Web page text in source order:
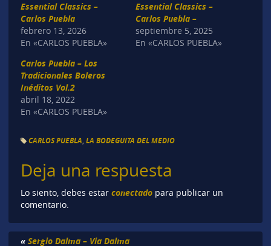
Essential Classics –
Carlos Puebla
febrero 13, 2026
En «CARLOS PUEBLA»
Essential Classics –
Carlos Puebla –
septiembre 5, 2025
En «CARLOS PUEBLA»
Carlos Puebla – Los
Tradicionales Boleros
Inéditos Vol.2
abril 18, 2022
En «CARLOS PUEBLA»
CARLOS PUEBLA LA BODEGUITA DEL MEDIO
Deja una respuesta
Lo siento, debes estar conectadopara publicar un
comentario.
« Sergio Dalma – Via Dalma